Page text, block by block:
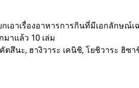
เอาเรื่องอาหารการกินที่มีเอกลักษ
าแล้ว 10 เล่ม
สึนะ, ฮางิวาระ เคนิชิ, โยชิวาระ ฮิซา